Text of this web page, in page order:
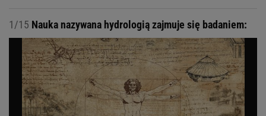
1/15 Nauka nazywana hydrologią zajmuje się badaniem: